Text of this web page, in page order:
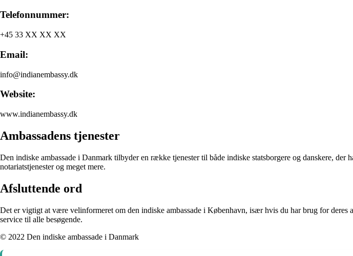
Telefonnummer:
+45 33 XX XX XX
Email:
info@indianembassy.dk
Website:
www.indianembassy.dk
Ambassadens tjenester
Den indiske ambassade i Danmark tilbyder en række tjenester til både indiske statsborgere og danskere, der
notariatstjenester og meget mere.
Afsluttende ord
Det er vigtigt at være velinformeret om den indiske ambassade i København, især hvis du har brug for
service til alle besøgende.
© 2022 Den indiske ambassade i Danmark